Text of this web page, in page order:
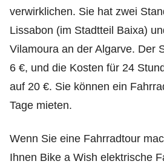
verwirklichen. Sie hat zwei
Lissabon (im Stadtteil Baixa)
Vilamoura an der Algarve. Der
6 €, und die Kosten für 24
auf 20 €. Sie können ein
Tage mieten.
Wenn Sie eine Fahrradtour
Ihnen Bike a Wish elektrische